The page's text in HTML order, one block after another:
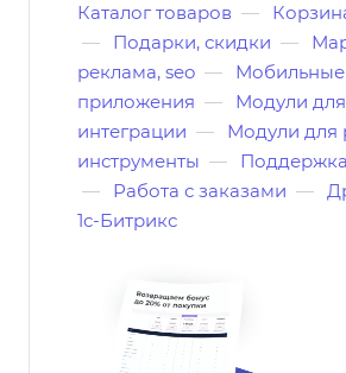
Каталог товаров —
—
Подарки, скидки —
реклама, seo —
Мобильные
приложения —
Модули для
интеграции —
Модули для
инструменты —
—
Работа с заказами —
1с-Битрикс